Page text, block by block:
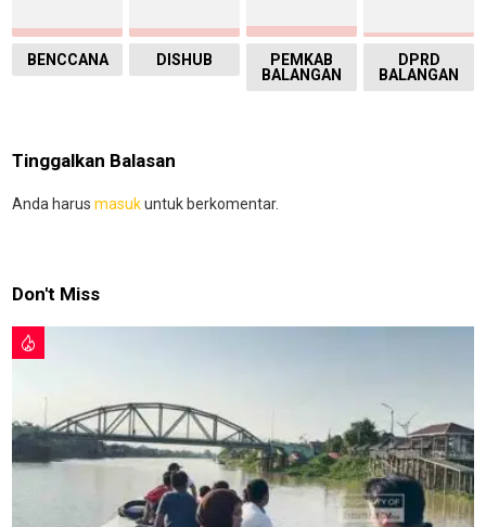
BENCCANA DISHUB
PEMKAB
BALANGAN
DPRD
BALANGAN
Tinggalkan Balasan
Anda harus masukuntuk berkomentar.
Don't Miss